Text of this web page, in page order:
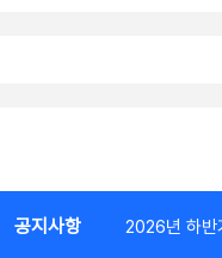
공지사항 2026년 하반